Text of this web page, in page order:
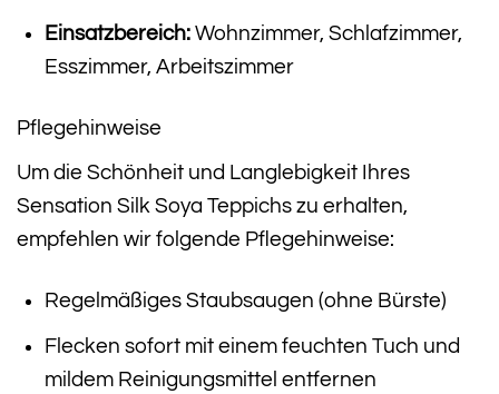
Einsatzbereich:Wohnzimmer, Schlafzimmer,
Esszimmer, Arbeitszimmer
Pflegehinweise
Um die Schönheit und Langlebigkeit Ihres
Sensation Silk Soya Teppichs zu erhalten,
empfehlen wir folgende Pflegehinweise:
Regelmäßiges Staubsaugen (ohne Bürste)
Flecken sofort mit einem feuchten Tuch und
mildem Reinigungsmittel entfernen